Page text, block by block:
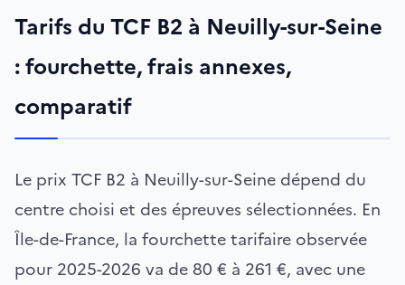
Tarifs du TCF B2 à Neuilly-sur-Seine
: fourchette, frais annexes,
comparatif
Le prix TCF B2 à Neuilly-sur-Seine dépend du
centre choisi et des épreuves sélectionnées. En
Île-de-France, la fourchette tarifaire observée
pour 2025-2026 va de 80 € à 261 €, avec une